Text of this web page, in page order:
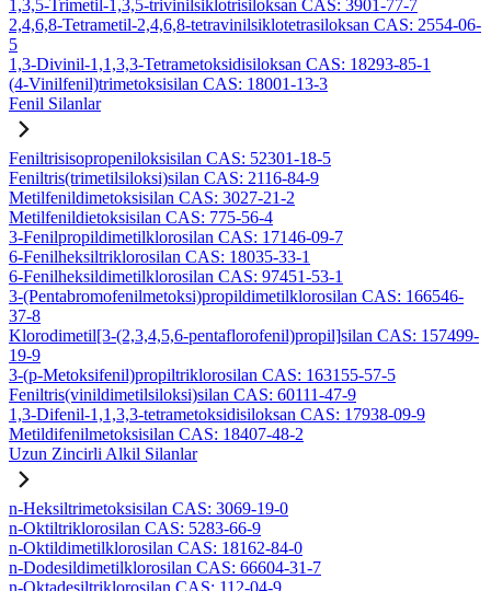
1,3,5-Trimetil-1,3,5-trivinilsiklotrisiloksan CAS: 3901-77-7
2,4,6,8-Tetrametil-2,4,6,8-tetravinilsiklotetrasiloksan CAS: 2554-06-
5
1,3-Divinil-1,1,3,3-Tetrametoksidisiloksan CAS: 18293-85-1
(4-Vinilfenil)trimetoksisilan CAS: 18001-13-3
Fenil Silanlar
Feniltrisisopropeniloksisilan CAS: 52301-18-5
Feniltris(trimetilsiloksi)silan CAS: 2116-84-9
Metilfenildimetoksisilan CAS: 3027-21-2
Metilfenildietoksisilan CAS: 775-56-4
3-Fenilpropildimetilklorosilan CAS: 17146-09-7
6-Fenilheksiltriklorosilan CAS: 18035-33-1
6-Fenilheksildimetilklorosilan CAS: 97451-53-1
3-(Pentabromofenilmetoksi)propildimetilklorosilan CAS: 166546-
37-8
Klorodimetil[3-(2,3,4,5,6-pentaflorofenil)propil]silan CAS: 157499-
19-9
3-(p-Metoksifenil)propiltriklorosilan CAS: 163155-57-5
Feniltris(vinildimetilsiloksi)silan CAS: 60111-47-9
1,3-Difenil-1,1,3,3-tetrametoksidisiloksan CAS: 17938-09-9
Metildifenilmetoksisilan CAS: 18407-48-2
Uzun Zincirli Alkil Silanlar
n-Heksiltrimetoksisilan CAS: 3069-19-0
n-Oktiltriklorosilan CAS: 5283-66-9
n-Oktildimetilklorosilan CAS: 18162-84-0
n-Dodesildimetilklorosilan CAS: 66604-31-7
n-Oktadesiltriklorosilan CAS: 112-04-9